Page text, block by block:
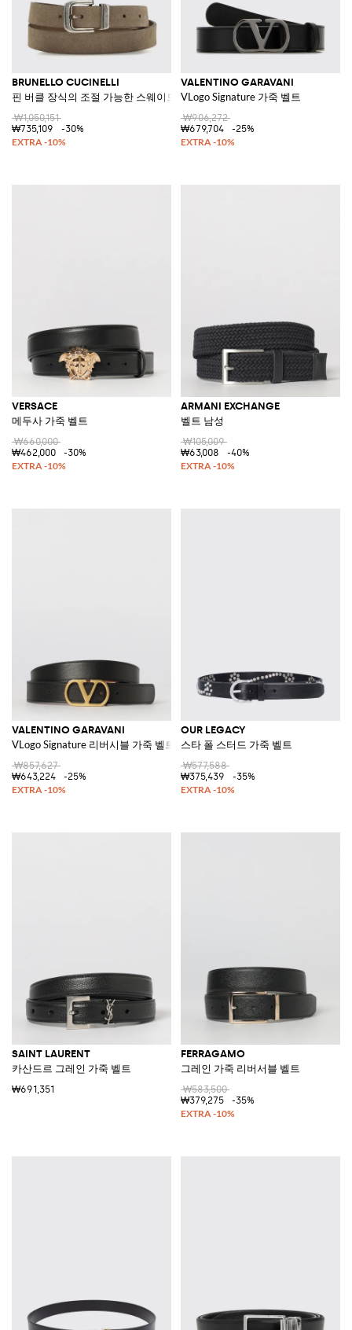
BRUNELLO CUCINELLI
핀 버클 장식의 조절 가능한 스웨이드 가죽 슬림 벨트
₩1,050,151
₩735,109
-30%
VALENTINO GARAVANI
VLogo Signature 가죽 벨트
₩906,272
₩679,704
-25%
VERSACE
메두사 가죽 벨트
₩660,000
₩462,000
-30%
ARMANI EXCHANGE
벨트 남성
₩105,009
₩63,008
-40%
VALENTINO GARAVANI
VLogo Signature 리버시블 가죽 벨트
₩857,627
₩643,224
-25%
OUR LEGACY
스타 폴 스터드 가죽 벨트
₩577,588
₩375,439
-35%
SAINT LAURENT
카산드르 그레인 가죽 벨트
₩691,351
FERRAGAMO
그레인 가죽 리버서블 벨트
₩583,500
₩379,275
-35%